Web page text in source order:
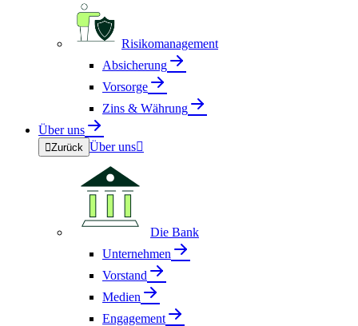
Risikomanagement
Absicherung
Vorsorge
Zins & Währung
Über uns
Zurück Über uns
Die Bank
Unternehmen
Vorstand
Medien
Engagement